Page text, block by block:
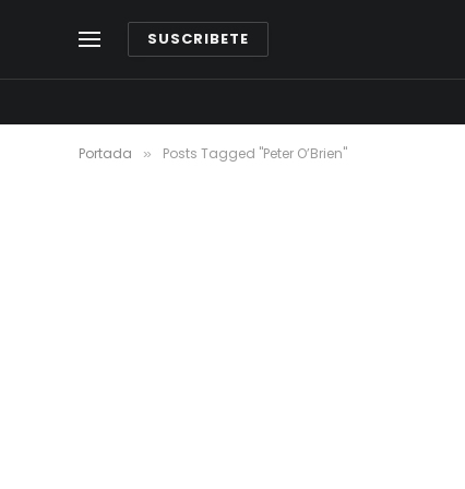
SUSCRIBETE
Portada » Posts Tagged "Peter O’Brien"